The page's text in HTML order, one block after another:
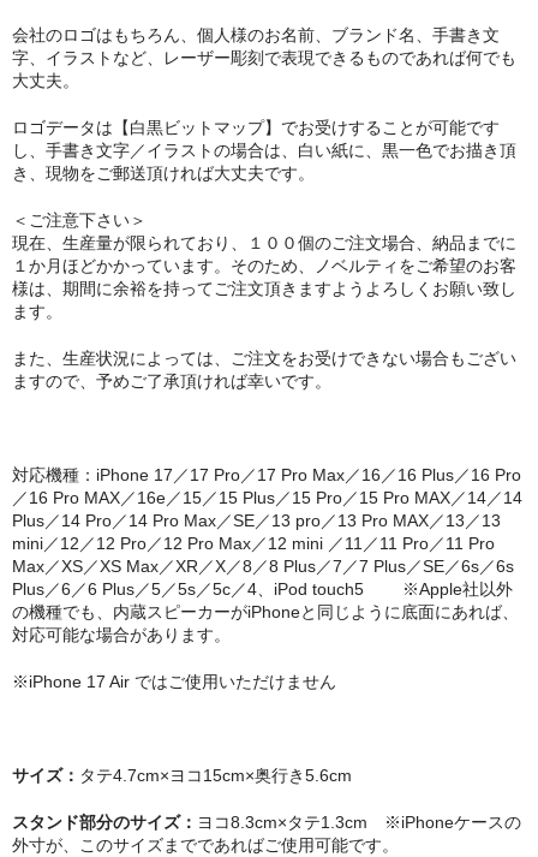
Rubood
Woodreeとは
Woodree
お問い合せ
会社のロゴはもちろん、個人様のお名前、ブランド名、手書き文
字、イラストなど、レーザー彫刻で表現できるものであれば何でも
大丈夫。
ロゴデータは【白黒ビットマップ】でお受けすることが可能です
し、手書き文字／イラストの場合は、白い紙に、黒一色でお描き頂
き、現物をご郵送頂ければ大丈夫です。
＜ご注意下さい＞
現在、生産量が限られており、１００個のご注文場合、納品までに
１か月ほどかかっています。そのため、ノベルティをご希望のお客
様は、期間に余裕を持ってご注文頂きますようよろしくお願い致し
ます。
また、生産状況によっては、ご注文をお受けできない場合もござい
ますので、予めご了承頂ければ幸いです。
対応機種：iPhone 17／17 Pro／17 Pro Max／16／16 Plus／16 Pro
／16 Pro MAX／16e／15／15 Plus／15 Pro／15 Pro MAX／14／14
Plus／14 Pro／14 Pro Max／SE／13 pro／13 Pro MAX／13／13
mini／12／12 Pro／12 Pro Max／12 mini ／11／11 Pro／11 Pro
Max／XS／XS Max／XR／X／8／8 Plus／7／7 Plus／SE／6s／6s
Plus／6／6 Plus／5／5s／5c／4、iPod touch5 ※Apple社以外
の機種でも、内蔵スピーカーがiPhoneと同じように底面にあれば、
対応可能な場合があります。
※iPhone 17 Air ではご使用いただけません
サイズ： タテ4.7cm×ヨコ15cm×奥行き5.6cm
スタンド部分のサイズ： ヨコ8.3cm×タテ1.3cm ※iPhoneケースの
外寸が、このサイズまでであればご使用可能です。